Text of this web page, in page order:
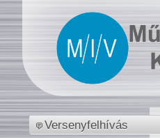
Versenyfelhívás